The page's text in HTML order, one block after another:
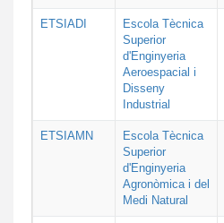
ETSIADI
Escola Tècnica
Superior
d'Enginyeria
Aeroespacial i
Disseny
Industrial
ETSIAMN
Escola Tècnica
Superior
d'Enginyeria
Agronòmica i del
Medi Natural